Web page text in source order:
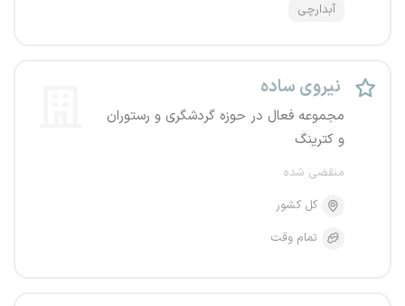
آبدارچی
نیروی ساده
مجموعه فعال در حوزه گردشگری و رستوران
و کترینگ
منقضی شده
کل کشور
تمام وقت